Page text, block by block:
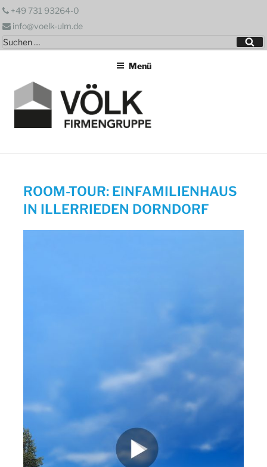
Zum
springen
+49 731 93264-0
info@voelk-ulm.de
Suchen
nach:
Menü
ROOM-TOUR: EINFAMILIENHAUS
IN ILLERRIEDEN DORNDORF